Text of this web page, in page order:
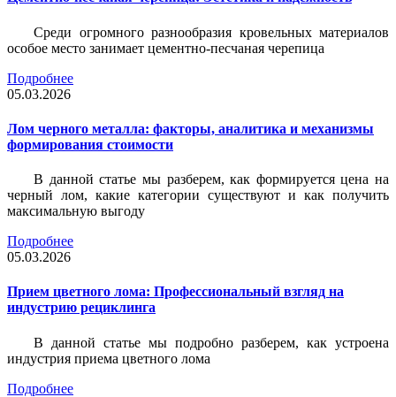
Среди огромного разнообразия кровельных материалов
особое место занимает цементно-песчаная черепица
Подробнее
05.03.2026
Лом черного металла: факторы, аналитика и механизмы
формирования стоимости
В данной статье мы разберем, как формируется цена на
черный лом, какие категории существуют и как получить
максимальную выгоду
Подробнее
05.03.2026
Прием цветного лома: Профессиональный взгляд на
индустрию рециклинга
В данной статье мы подробно разберем, как устроена
индустрия приема цветного лома
Подробнее